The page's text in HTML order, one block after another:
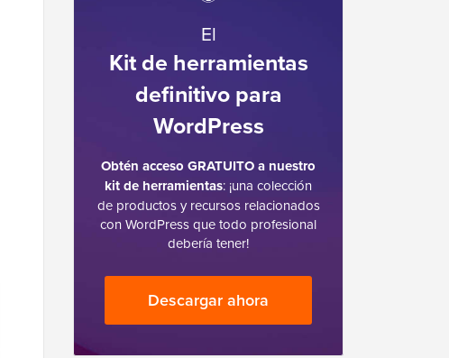
El
Kit de herramientas
definitivo para
WordPress
Obtén acceso GRATUITO a nuestro
kit de herramientas: ¡una colección
de productos y recursos relacionados
con WordPress que todo profesional
debería tener!
Descargar ahora